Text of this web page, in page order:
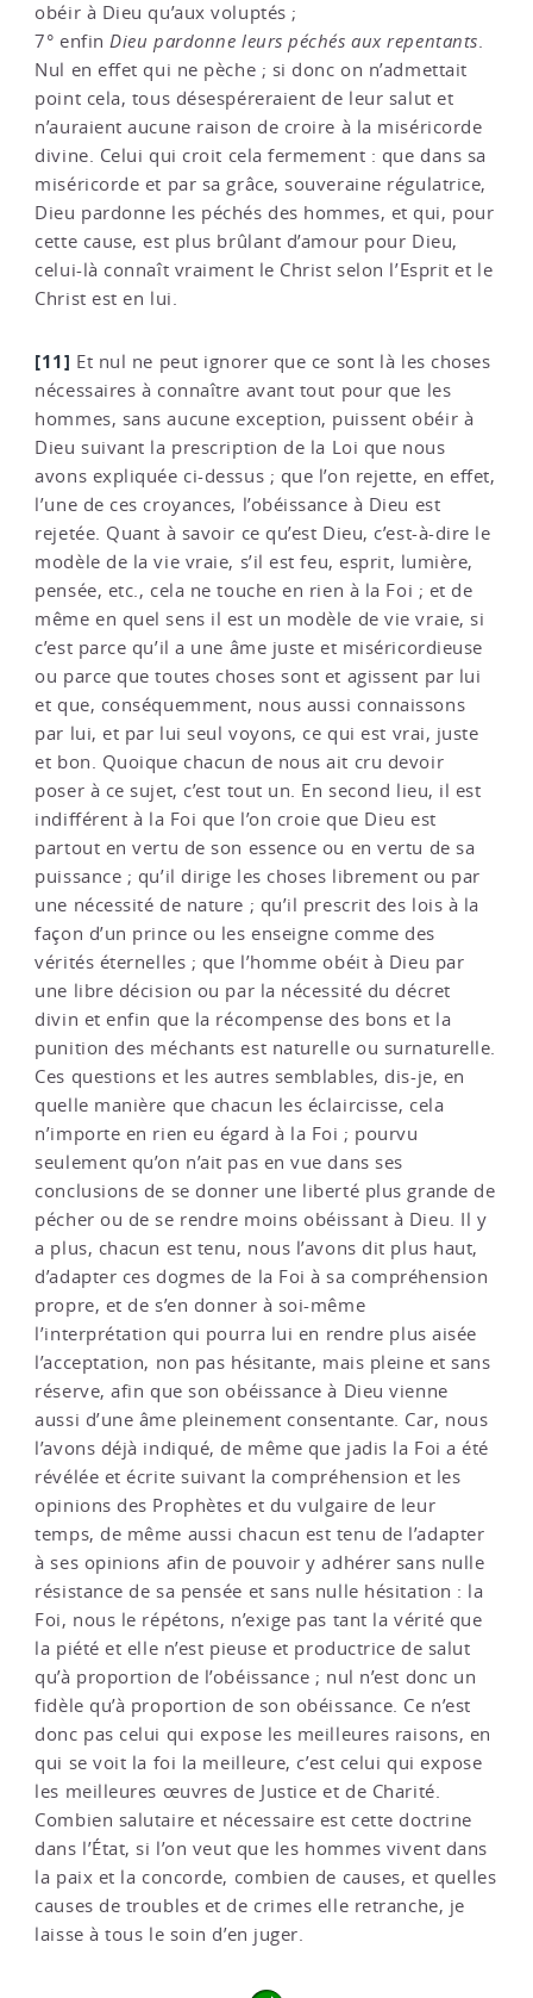
obéir à Dieu qu’aux voluptés ;
7° enfinDieu pardonne leurs péchés aux repentants.
Nul en effet qui ne pèche ; si donc on n’admettait
point cela, tous désespéreraient de leur salut et
n’auraient aucune raison de croire à la miséricorde
divine. Celui qui croit cela fermement : que dans sa
miséricorde et par sa grâce, souveraine régulatrice,
Dieu pardonne les péchés des hommes, et qui, pour
cette cause, est plus brûlant d’amour pour Dieu,
celui-là connaît vraiment le Christ selon l’Esprit et le
Christ est en lui.
[11] Et nul ne peut ignorer que ce sont là les choses
nécessaires à connaître avant tout pour que les
hommes, sans aucune exception, puissent obéir à
Dieu suivant la prescription de la Loi que nous
avons expliquée ci-dessus ; que l’on rejette, en effet,
l’une de ces croyances, l’obéissance à Dieu est
rejetée. Quant à savoir ce qu’est Dieu, c’est-à-dire le
modèle de la vie vraie, s’il est feu, esprit, lumière,
pensée, etc., cela ne touche en rien à la Foi ; et de
même en quel sens il est un modèle de vie vraie, si
c’est parce qu’il a une âme juste et miséricordieuse
ou parce que toutes choses sont et agissent par lui
et que, conséquemment, nous aussi connaissons
par lui, et par lui seul voyons, ce qui est vrai, juste
et bon. Quoique chacun de nous ait cru devoir
poser à ce sujet, c’est tout un. En second lieu, il est
indifférent à la Foi que l’on croie que Dieu est
partout en vertu de son essence ou en vertu de sa
puissance ; qu’il dirige les choses librement ou par
une nécessité de nature ; qu’il prescrit des lois à la
façon d’un prince ou les enseigne comme des
vérités éternelles ; que l’homme obéit à Dieu par
une libre décision ou par la nécessité du décret
divin et enfin que la récompense des bons et la
punition des méchants est naturelle ou surnaturelle.
Ces questions et les autres semblables, dis-je, en
quelle manière que chacun les éclaircisse, cela
n’importe en rien eu égard à la Foi ; pourvu
seulement qu’on n’ait pas en vue dans ses
conclusions de se donner une liberté plus grande de
pécher ou de se rendre moins obéissant à Dieu. Il y
a plus, chacun est tenu, nous l’avons dit plus haut,
d’adapter ces dogmes de la Foi à sa compréhension
propre, et de s’en donner à soi-même
l’interprétation qui pourra lui en rendre plus aisée
l’acceptation, non pas hésitante, mais pleine et sans
réserve, afin que son obéissance à Dieu vienne
aussi d’une âme pleinement consentante. Car, nous
l’avons déjà indiqué, de même que jadis la Foi a été
révélée et écrite suivant la compréhension et les
opinions des Prophètes et du vulgaire de leur
temps, de même aussi chacun est tenu de l’adapter
à ses opinions afin de pouvoir y adhérer sans nulle
résistance de sa pensée et sans nulle hésitation : la
Foi, nous le répétons, n’exige pas tant la vérité que
la piété et elle n’est pieuse et productrice de salut
qu’à proportion de l’obéissance ; nul n’est donc un
fidèle qu’à proportion de son obéissance. Ce n’est
donc pas celui qui expose les meilleures raisons, en
qui se voit la foi la meilleure, c’est celui qui expose
les meilleures œuvres de Justice et de Charité.
Combien salutaire et nécessaire est cette doctrine
dans l’État, si l’on veut que les hommes vivent dans
la paix et la concorde, combien de causes, et quelles
causes de troubles et de crimes elle retranche, je
laisse à tous le soin d’en juger.